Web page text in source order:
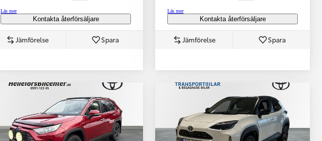
Läs mer
Kontakta återförsäljare
Jämförelse Spara
Läs mer
Kontakta återförsäljare
Jämförelse Spara